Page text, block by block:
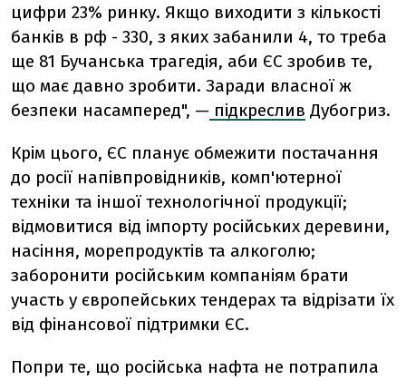
цифри 23% ринку. Якщо виходити з кількості
банків в рф - 330, з яких забанили 4, то треба
ще 81 Бучанська трагедія, аби ЄС зробив те,
що має давно зробити. Заради власної ж
безпеки насамперед", — підкреслив Дубогриз.
Крім цього, ЄС планує обмежити постачання
до росії напівпровідників, комп'ютерної
техніки та іншої технологічної продукції;
відмовитися від імпорту російських деревини,
насіння, морепродуктів та алкоголю;
заборонити російським компаніям брати
участь у європейських тендерах та відрізати їх
від фінансової підтримки ЄС.
Попри те, що російська нафта не потрапила